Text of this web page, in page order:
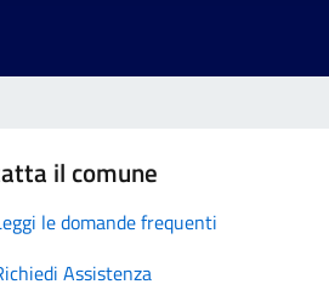
il comune
le domande frequenti
Assistenza